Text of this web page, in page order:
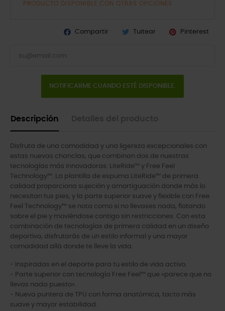
PRODUCTO DISPONIBLE CON OTRAS OPCIONES
Compartir Tuitear Pinterest
NOTIFICARME CUANDO ESTÉ DISPONIBLE.
Descripción
Disfruta de una comodidad y una ligereza excepcionales con
estas nuevas chanclas, que combinan dos de nuestras
tecnologías más innovadoras: LiteRide™ y Free Feel
Technology™. La plantilla de espuma LiteRide™ de primera
calidad proporciona sujeción y amortiguación donde más lo
necesitan tus pies, y la parte superior suave y flexible con Free
Feel Technology™ se nota como si no llevases nada, flotando
sobre el pie y moviéndose contigo sin restricciones. Con esta
combinación de tecnologías de primera calidad en un diseño
deportivo, disfrutarás de un estilo informal y una mayor
comodidad allá donde te lleve la vida.
- Inspiradas en el deporte para tu estilo de vida activo.
- Parte superior con tecnología Free Feel™ que «parece que no
llevas nada puesto».
- Nueva puntera de TPU con forma anatómica, tacto más
suave y mayor estabilidad.